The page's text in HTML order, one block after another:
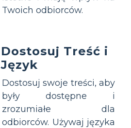
Twoich odbiorców.
Dostosuj Treść i
Język
Dostosuj swoje treści, aby
były dostępne i
zrozumiałe dla
odbiorców. Używaj języka